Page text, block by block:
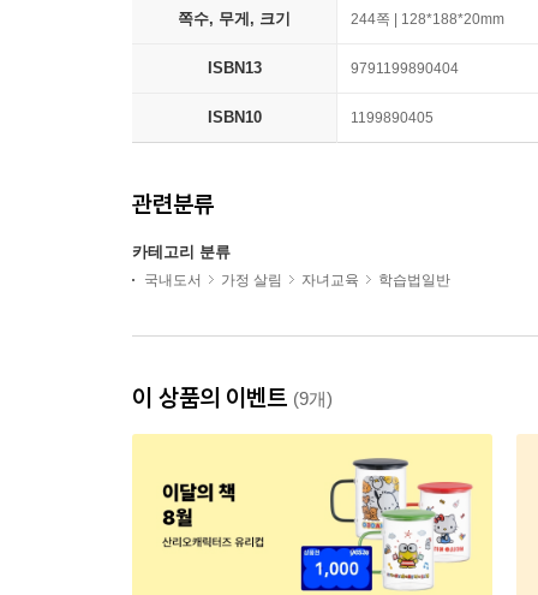
쪽수, 무게, 크기 244쪽 | 128*188*20mm
ISBN13 9791199890404
ISBN10 1199890405
관련분류
카테고리 분류
국내도서 가정 살림 자녀교육 학습법일반
이 상품의 이벤트 (9개)